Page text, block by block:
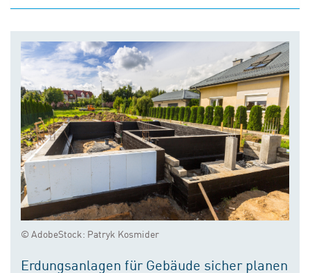
© AdobeStock: Patryk Kosmider
Erdungsanlagen für Gebäude sicher planen